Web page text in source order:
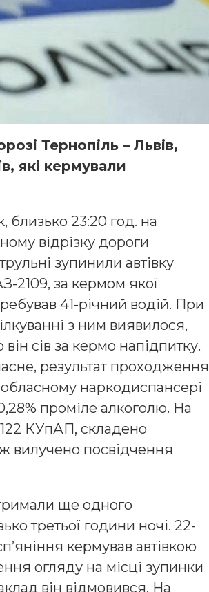
Тернопіль – Львів,
які кермували
близько 23:20 год. на
відрізку дороги
зупинили автівку
2109, за кермом якої
41-річний водій. При
з ним виявилося,
сів за кермо напідпитку.
результат проходження
обласному наркодиспансері
проміле алкоголю. На
122 КУпАП, складено
вилучено посвідчення
ще одного
третьої години ночі. 22-
кермував автівкою
огляду на місці зупинки
він відмовився. На